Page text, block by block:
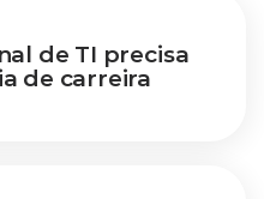
de TI precisa
de carreira